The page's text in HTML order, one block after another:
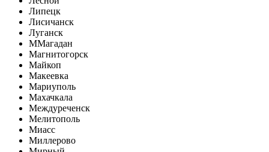
Липецк
Лисичанск
Луганск
ММагадан
Магнитогорск
Майкоп
Макеевка
Мариуполь
Махачкала
Междуреченск
Мелитополь
Миасс
Миллерово